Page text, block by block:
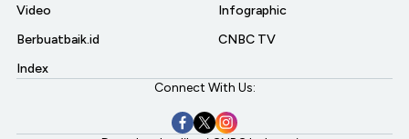
Video
Berbuatbaik.id
Index
Infographic
CNBC TV
Connect With Us: